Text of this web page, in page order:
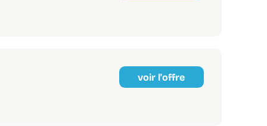
voir l'offre